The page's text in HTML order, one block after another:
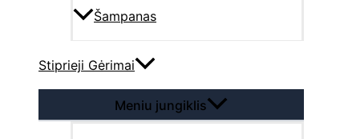
Šampanas
Stiprieji Gėrimai
Meniu jungiklis